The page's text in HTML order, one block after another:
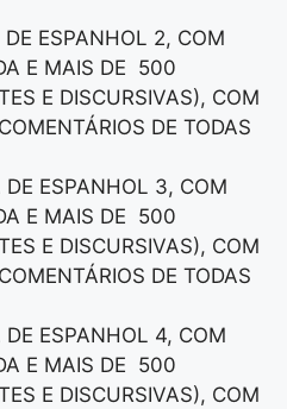
ESPANHOL 2, COM
E MAIS DE 500
E DISCURSIVAS), COM
DE TODAS
ESPANHOL 3, COM
E MAIS DE 500
E DISCURSIVAS), COM
DE TODAS
ESPANHOL 4, COM
E MAIS DE 500
E DISCURSIVAS), COM